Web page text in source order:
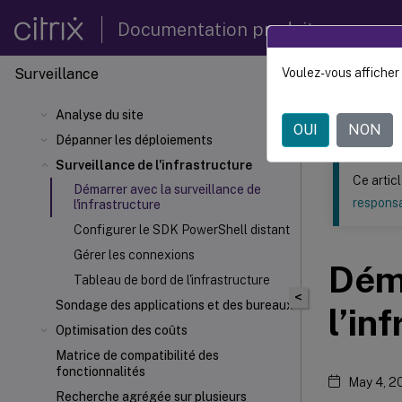
Documentation produit
Surveillance
Analyse du site
Dépanner les déploiements
Surveillance de l'infrastructure
Démarrer avec la surveillance de
l'infrastructure
Configurer le SDK PowerShell distant
Gérer les connexions
Tableau de bord de l'infrastructure
Sondage des applications et des bureaux
Optimisation des coûts
Matrice de compatibilité des
fonctionnalités
Recherche agrégée sur plusieurs
Ce contenu a
Citrix
<
Ce
May 4,
Voulez-vous
OUI NON